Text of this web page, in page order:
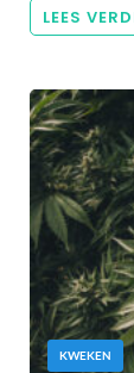
LEES
KWEKEN